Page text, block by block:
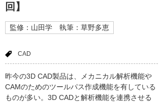
回】
監修：山田学 執筆：草野多恵
CAD
昨今の3D CAD製品は、メカニカル解析機能や
CAMのためのツールパス作成機能を有している
ものが多い。3D CADと解析機能を連携させる